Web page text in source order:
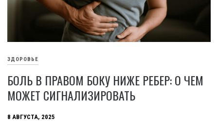
ЗДОРОВЬЕ
БОЛЬ В ПРАВОМ БОКУ НИЖЕ РЕБЕР: О ЧЕМ
МОЖЕТ СИГНАЛИЗИРОВАТЬ
8 АВГУСТА, 2025